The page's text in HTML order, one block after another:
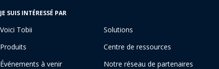
JE SUIS INTÉRESSÉ PAR
Voici Tobii
Solutions
Produits
Centre de ressources
Événements à venir
Notre réseau de partenaires